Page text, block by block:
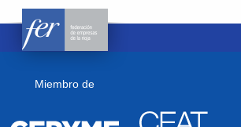
Miembro de